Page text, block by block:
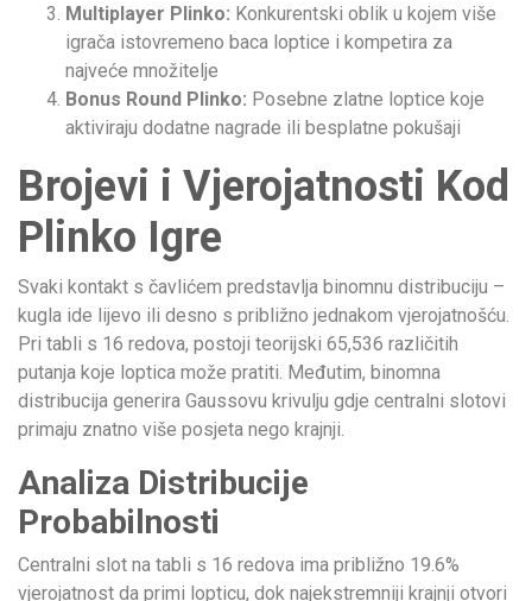
Multiplayer Plinko: Konkurentski oblik u kojem više
igrača istovremeno baca loptice i kompetira za
najveće množitelje
Bonus Round Plinko: Posebne zlatne loptice koje
aktiviraju dodatne nagrade ili besplatne pokušaji
Brojevi i Vjerojatnosti Kod
Plinko Igre
Svaki kontakt s čavlićem predstavlja binomnu distribuciju –
kugla ide lijevo ili desno s približno jednakom vjerojatnošću.
Pri tabli s 16 redova, postoji teorijski 65,536 različitih
putanja koje loptica može pratiti. Međutim, binomna
distribucija generira Gaussovu krivulju gdje centralni slotovi
primaju znatno više posjeta nego krajnji.
Analiza Distribucije
Probabilnosti
Centralni slot na tabli s 16 redova ima približno 19.6%
vjerojatnost da primi lopticu, dok najekstremniji krajnji otvori